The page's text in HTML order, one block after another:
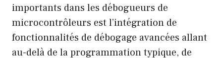
importants dans les débogueurs de
microcontrôleurs est l’intégration de
fonctionnalités de débogage avancées allant
au-delà de la programmation typique, de